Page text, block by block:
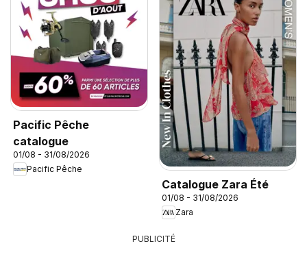
Pacific Pêche
catalogue
01/08 - 31/08/2026
Pacific Pêche
Catalogue Zara Été
01/08 - 31/08/2026
Zara
PUBLICITÉ